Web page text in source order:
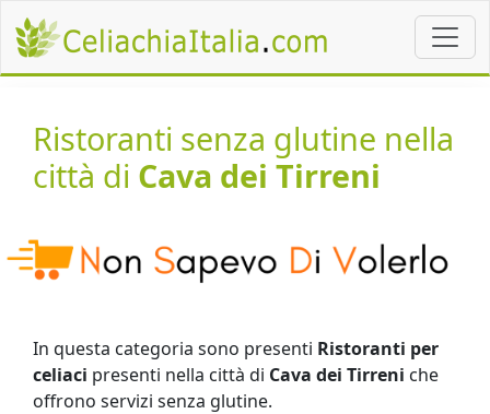
Ristoranti senza glutine nella
città di Cava dei Tirreni
In questa categoria sono presenti Ristoranti per
celiaci presenti nella città di Cava dei Tirreni che
offrono servizi senza glutine.